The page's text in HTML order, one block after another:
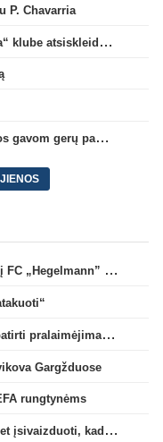
P. Chavarria
Prie „Club Brugge“ prisijungs „Mallorca“ klube atsiskleidęs J. Virgili
A. Tapinas: „Iš europinio lygio komandos gavom gerų pamokų“
Kristupas–Algirdas Padegimas sugrįžta į FC „Hegelmann” B sudėtį
Lietuvos klubų pasirodymai Europoje: patirti pralaimėjimai Kroatijos atstovams
Gargžduose
rungtynėms
M. Capanas: „Prieš pusmetį negalėjau net įsivaizduoti, kad žaisime prieš „Hajduk“